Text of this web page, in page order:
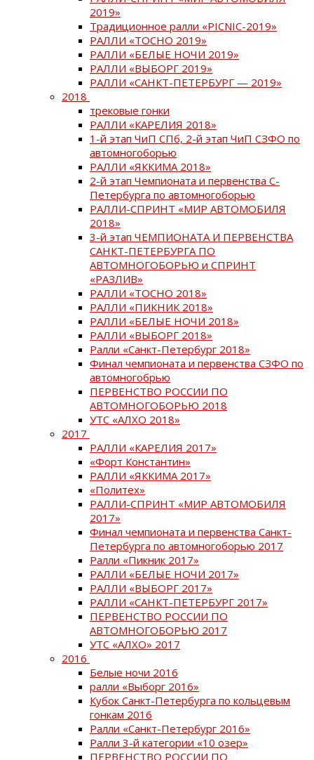
2019»
Традиционное ралли «PICNIC-2019»
РАЛЛИ «ТОСНО 2019»
РАЛЛИ «БЕЛЫЕ НОЧИ 2019»
РАЛЛИ «ВЫБОРГ 2019»
РАЛЛИ «САНКТ-ПЕТЕРБУРГ — 2019»
2018
трековые гонки
РАЛЛИ «КАРЕЛИЯ 2018»
1-й этап ЧиП СПб, 2-й этап ЧиП СЗФО по
автомногоборью
РАЛЛИ «ЯККИМА 2018»
2-й этап Чемпионата и первенства С-
Петербурга по автомногоборью
РАЛЛИ-СПРИНТ «МИР АВТОМОБИЛЯ
2018»
3-й этап ЧЕМПИОНАТА И ПЕРВЕНСТВА
САНКТ-ПЕТЕРБУРГА ПО
АВТОМНОГОБОРЬЮ и СПРИНТ
«РАЗЛИВ»
РАЛЛИ «ТОСНО 2018»
РАЛЛИ «ПИКНИК 2018»
РАЛЛИ «БЕЛЫЕ НОЧИ 2018»
РАЛЛИ «ВЫБОРГ 2018»
Ралли «Санкт-Петербург 2018»
Финал чемпионата и первенства СЗФО по
автомногобрью
ПЕРВЕНСТВО РОССИИ ПО
АВТОМНОГОБОРЬЮ 2018
УТС «АЛХО 2018»
2017
РАЛЛИ «КАРЕЛИЯ 2017»
«Форт Константин»
РАЛЛИ «ЯККИМА 2017»
«Политех»
РАЛЛИ-СПРИНТ «МИР АВТОМОБИЛЯ
2017»
Финал чемпионата и первенства Санкт-
Петербурга по автомногоборью 2017
Ралли «Пикник 2017»
РАЛЛИ «БЕЛЫЕ НОЧИ 2017»
РАЛЛИ «ВЫБОРГ 2017»
РАЛЛИ «САНКТ-ПЕТЕРБУРГ 2017»
ПЕРВЕНСТВО РОССИИ ПО
АВТОМНОГОБОРЬЮ 2017
УТС «АЛХО» 2017
2016
Белые ночи 2016
ралли «Выборг 2016»
Кубок Санкт-Петербурга по кольцевым
гонкам 2016
Ралли «Санкт-Петербург 2016»
Ралли 3-й категории «10 озер»
ПЕРВЕНСТВО РОССИИ ПО